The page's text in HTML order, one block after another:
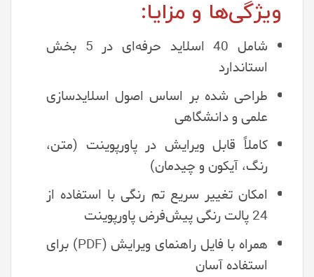
ویژگی‌ها و مزایا:
شامل 40 اسلاید حرفه‌ای در 5 بخش
استاندارد
طراحی شده بر اساس اصول اسلایدسازی
علمی و دانشگاهی
کاملاً قابل ویرایش در پاورپوینت (متن،
رنگ، آیکون و چیدمان)
امکان تغییر سریع تم رنگی با استفاده از
24 پالت رنگی پیش‌فرض پاورپوینت
همراه با فایل راهنمای ویرایش (PDF) برای
استفاده آسان